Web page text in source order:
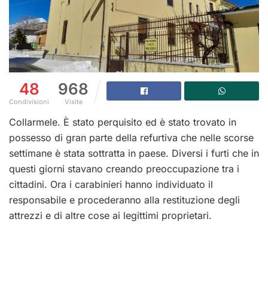
48
Condivisioni
968
Visite
Collarmele. È stato perquisito ed è stato trovato in
possesso di gran parte della refurtiva che nelle scorse
settimane è stata sottratta in paese. Diversi i furti che in
questi giorni stavano creando preoccupazione tra i
cittadini. Ora i carabinieri hanno individuato il
responsabile e procederanno alla restituzione degli
attrezzi e di altre cose ai legittimi proprietari.